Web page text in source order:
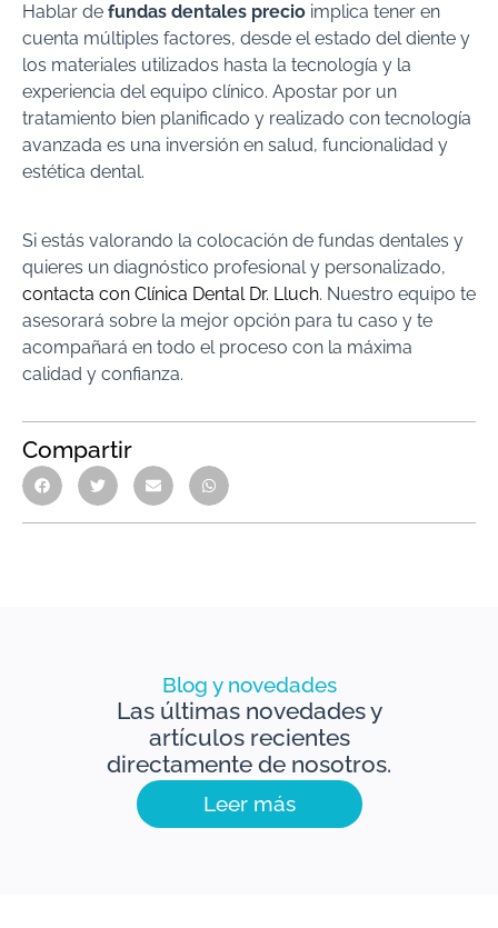
Hablar de fundas dentales precio implica tener en
cuenta múltiples factores, desde el estado del diente y
los materiales utilizados hasta la tecnología y la
experiencia del equipo clínico. Apostar por un
tratamiento bien planificado y realizado con tecnología
avanzada es una inversión en salud, funcionalidad y
estética dental.
Si estás valorando la colocación de fundas dentales y
quieres un diagnóstico profesional y personalizado,
contacta con Clínica Dental Dr. Lluch. Nuestro equipo te
asesorará sobre la mejor opción para tu caso y te
acompañará en todo el proceso con la máxima
calidad y confianza.
Compartir
Blog y novedades
Las últimas novedades y
artículos recientes
directamente de nosotros.
Leer más